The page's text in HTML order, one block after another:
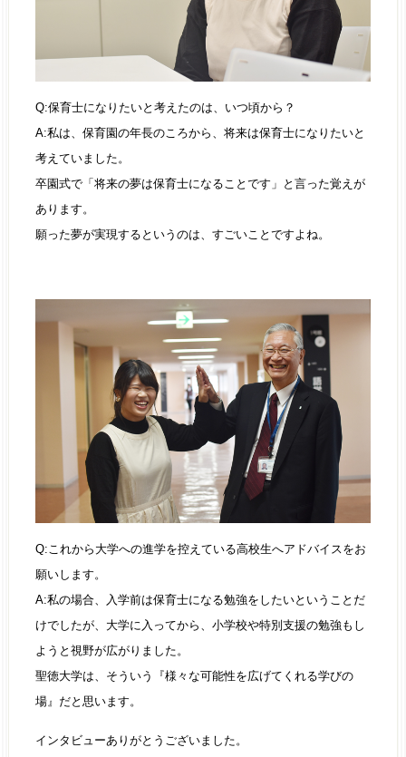
Q:保育士になりたいと考えたのは、いつ頃から？
A:私は、保育園の年長のころから、将来は保育士になりたいと
考えていました。
卒園式で「将来の夢は保育士になることです」と言った覚えが
あります。
願った夢が実現するというのは、すごいことですよね。
Q:これから大学への進学を控えている高校生へアドバイスをお
願いします。
A:私の場合、入学前は保育士になる勉強をしたいということだ
けでしたが、大学に入ってから、小学校や特別支援の勉強もし
ようと視野が広がりました。
聖徳大学は、そういう『様々な可能性を広げてくれる学びの
場』だと思います。
インタビューありがとうございました。